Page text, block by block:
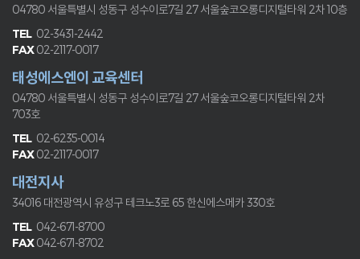
04780 서울특별시 성동구 성수이로7길 27서울숲코오롱디지털타워 2차 10층
02-3431-2442
02-2117-0017
태성에스엔이 교육센터
04780 서울특별시 성동구 성수이로7길 27서울숲코오롱디지털타워 2차
703호
02-6235-0014
02-2117-0017
대전지사
34016 대전광역시 유성구 테크노3로 65 한신에스메카 330호
042-671-8700
042-671-8702